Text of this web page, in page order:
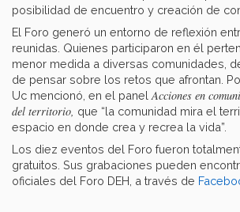
posibilidad de encuentro y creación de
El Foro generó un entorno de reflexión
reunidas. Quienes participaron en él
menor medida a diversas comunidades,
de pensar sobre los retos que afrontan.
Uc mencionó, en el panel Acciones en
del territorio, que “la comunidad mira el
espacio en donde crea y recrea la vida”.
Los diez eventos del Foro fueron
gratuitos. Sus grabaciones pueden
oficiales del Foro DEH, a través de